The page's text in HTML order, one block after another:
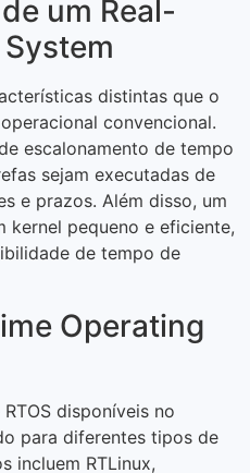
um Real-
distintas que o
convencional.
escalonamento de tempo
sejam executadas de
e prazos. Além disso, um
kernel pequeno e eficiente,
de tempo de
Operating
disponíveis no
para diferentes tipos de
incluem RTLinux,